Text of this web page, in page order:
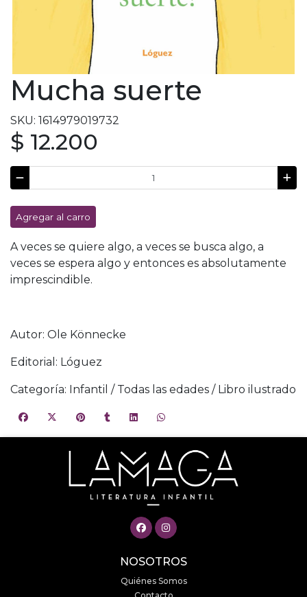
Mucha suerte
SKU: 1614979019732
$ 12.200
Agregar al carro
A veces se quiere algo, a veces se busca algo, a
veces se espera algo y entonces es absolutamente
imprescindible.
Autor: Ole Könnecke
Editorial: Lóguez
Categoría: Infantil / Todas las edades / Libro ilustrado
NOSOTROS
Quiénes Somos